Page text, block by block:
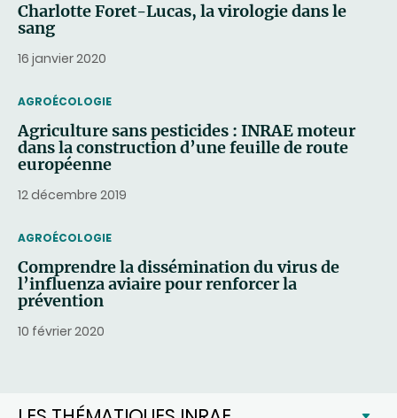
Charlotte Foret-Lucas, la virologie dans le
sang
16 janvier 2020
THEMATIC
AGROÉCOLOGIE
Agriculture sans pesticides : INRAE moteur
dans la construction d’une feuille de route
européenne
12 décembre 2019
THEMATIC
AGROÉCOLOGIE
Comprendre la dissémination du virus de
l’influenza aviaire pour renforcer la
prévention
10 février 2020